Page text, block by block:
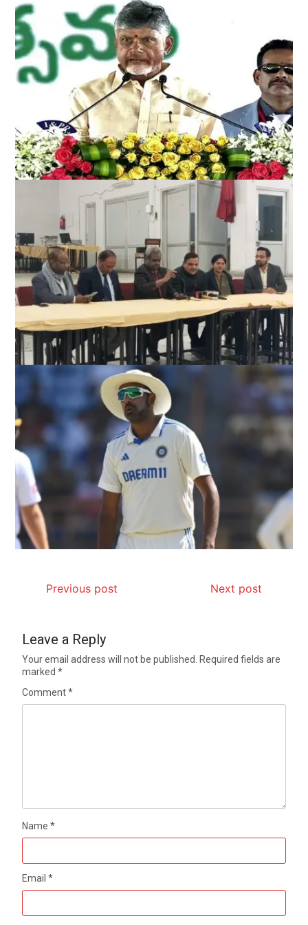
Previous post Next post
Leave a Reply
Your email address will not be published.
Required fields are
marked*
Comment*
Name*
Email*